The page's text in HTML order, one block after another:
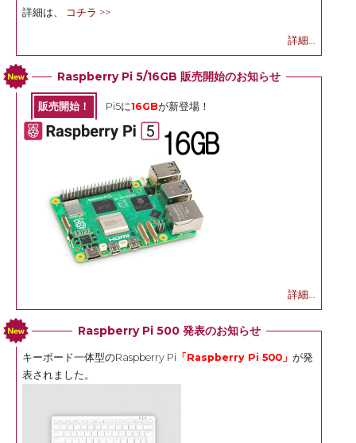
詳細は、 コチラ >>
詳細...
Raspberry Pi 5/16GB 販売開始のお知らせ
販売開始！ Pi5に16GBが新登場！
詳細...
Raspberry Pi 500 発表のお知らせ
キーボード一体型のRaspberry Pi 「Raspberry Pi 500」 が発
表されました。